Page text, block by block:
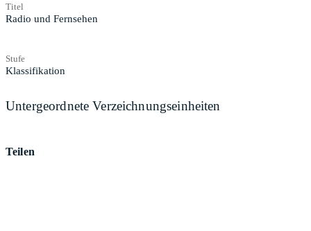
Titel
Radio und Fernsehen
Stufe
Klassifikation
Untergeordnete Verzeichnungseinheiten
Teilen